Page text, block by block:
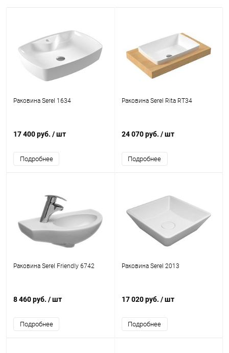
Раковина Serel 1634
17 400 руб. / шт
Подробнее
Раковина Serel Rita RT34
24 070 руб. / шт
Подробнее
Раковина Serel Friendly 6742
8 460 руб. / шт
Подробнее
Раковина Serel 2013
17 020 руб. / шт
Подробнее